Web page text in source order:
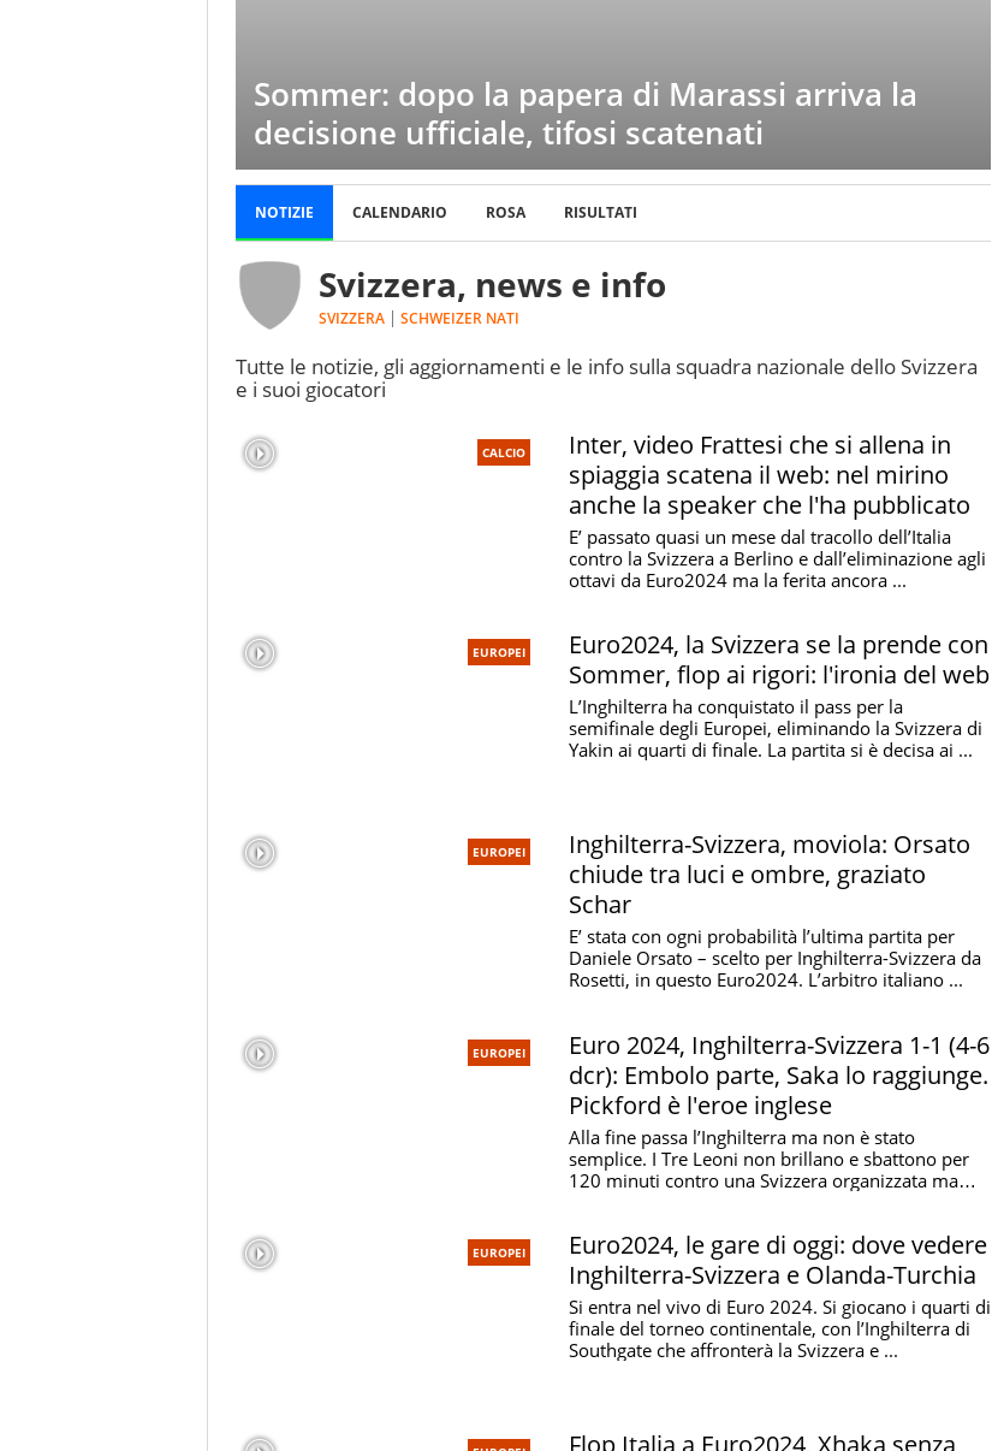
Sommer: dopo la papera di Marassi arriva la
decisione ufficiale, tifosi scatenati
Svizzera, news e info
Tutte le notizie, gli aggiornamenti e le info sulla squadra nazionale dello Svizzera
e i suoi giocatori
SVIZZERA SCHWEIZER NATI
NOTIZIE CALENDARIO ROSA RISULTATI
CALCIO
Inter, video Frattesi che si allena in
spiaggia scatena il web: nel mirino
anche la speaker che l'ha pubblicato
E’ passato quasi un mese dal tracollo dell’Italia
contro la Svizzera a Berlino e dall’eliminazione agli
ottavi da Euro2024 ma la ferita ancora ...
EUROPEI
Euro2024, la Svizzera se la prende con
Sommer, flop ai rigori: l'ironia del web
L’Inghilterra ha conquistato il pass per la
semifinale degli Europei, eliminando la Svizzera di
Yakin ai quarti di finale. La partita si è decisa ai ...
EUROPEI
Inghilterra-Svizzera, moviola: Orsato
chiude tra luci e ombre, graziato
Schar
E’ stata con ogni probabilità l’ultima partita per
Daniele Orsato – scelto per Inghilterra-Svizzera da
Rosetti, in questo Euro2024. L’arbitro italiano ...
EUROPEI
Euro 2024, Inghilterra-Svizzera 1-1 (4-6
dcr): Embolo parte, Saka lo raggiunge.
Pickford è l'eroe inglese
Alla fine passa l’Inghilterra ma non è stato
semplice. I Tre Leoni non brillano e sbattono per
120 minuti contro una Svizzera organizzata ma
EUROPEI
Euro2024, le gare di oggi: dove vedere
Inghilterra-Svizzera e Olanda-Turchia
Si entra nel vivo di Euro 2024. Si giocano i quarti di
finale del torneo continentale, con l’Inghilterra di
Southgate che affronterà la Svizzera e ...